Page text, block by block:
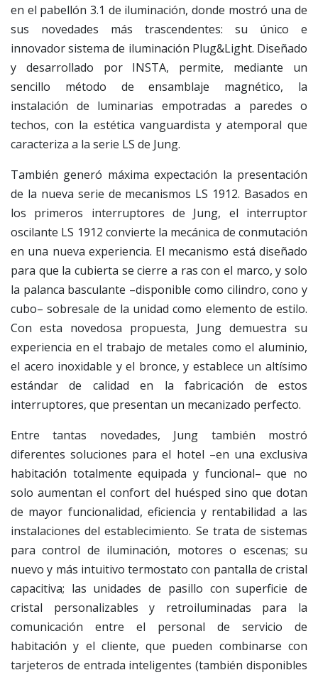
en el pabellón 3.1 de iluminación, donde mostró una de
sus novedades más trascendentes: su único e
innovador sistema de iluminación Plug&Light. Diseñado
y desarrollado por INSTA, permite, mediante un
sencillo método de ensamblaje magnético, la
instalación de luminarias empotradas a paredes o
techos, con la estética vanguardista y atemporal que
caracteriza a la serie LS de Jung.
También generó máxima expectación la presentación
de la nueva serie de mecanismos LS 1912. Basados en
los primeros interruptores de Jung, el interruptor
oscilante LS 1912 convierte la mecánica de conmutación
en una nueva experiencia. El mecanismo está diseñado
para que la cubierta se cierre a ras con el marco, y solo
la palanca basculante –disponible como cilindro, cono y
cubo– sobresale de la unidad como elemento de estilo.
Con esta novedosa propuesta, Jung demuestra su
experiencia en el trabajo de metales como el aluminio,
el acero inoxidable y el bronce, y establece un altísimo
estándar de calidad en la fabricación de estos
interruptores, que presentan un mecanizado perfecto.
Entre tantas novedades, Jung también mostró
diferentes soluciones para el hotel –en una exclusiva
habitación totalmente equipada y funcional– que no
solo aumentan el confort del huésped sino que dotan
de mayor funcionalidad, eficiencia y rentabilidad a las
instalaciones del establecimiento. Se trata de sistemas
para control de iluminación, motores o escenas; su
nuevo y más intuitivo termostato con pantalla de cristal
capacitiva; las unidades de pasillo con superficie de
cristal personalizables y retroiluminadas para la
comunicación entre el personal de servicio de
habitación y el cliente, que pueden combinarse con
tarjeteros de entrada inteligentes (también disponibles